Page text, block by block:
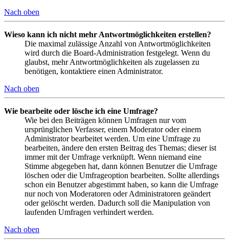
Nach oben
Wieso kann ich nicht mehr Antwortmöglichkeiten erstellen?
Die maximal zulässige Anzahl von Antwortmöglichkeiten
wird durch die Board-Administration festgelegt. Wenn du
glaubst, mehr Antwortmöglichkeiten als zugelassen zu
benötigen, kontaktiere einen Administrator.
Nach oben
Wie bearbeite oder lösche ich eine Umfrage?
Wie bei den Beiträgen können Umfragen nur vom
ursprünglichen Verfasser, einem Moderator oder einem
Administrator bearbeitet werden. Um eine Umfrage zu
bearbeiten, ändere den ersten Beitrag des Themas; dieser ist
immer mit der Umfrage verknüpft. Wenn niemand eine
Stimme abgegeben hat, dann können Benutzer die Umfrage
löschen oder die Umfrageoption bearbeiten. Sollte allerdings
schon ein Benutzer abgestimmt haben, so kann die Umfrage
nur noch von Moderatoren oder Administratoren geändert
oder gelöscht werden. Dadurch soll die Manipulation von
laufenden Umfragen verhindert werden.
Nach oben